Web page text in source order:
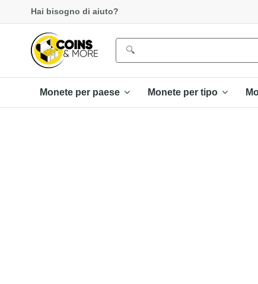
Hai bisogno di aiuto?
Monete per paese Monete per tipo